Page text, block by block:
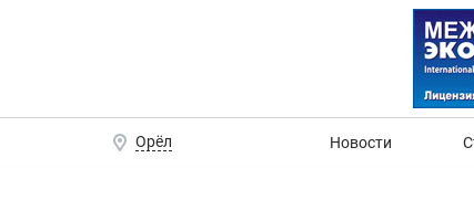
Орёл Новости